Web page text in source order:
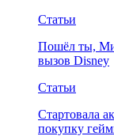
Статьи
Пошёл ты,
вызов Disney
Статьи
Стартовала
покупку